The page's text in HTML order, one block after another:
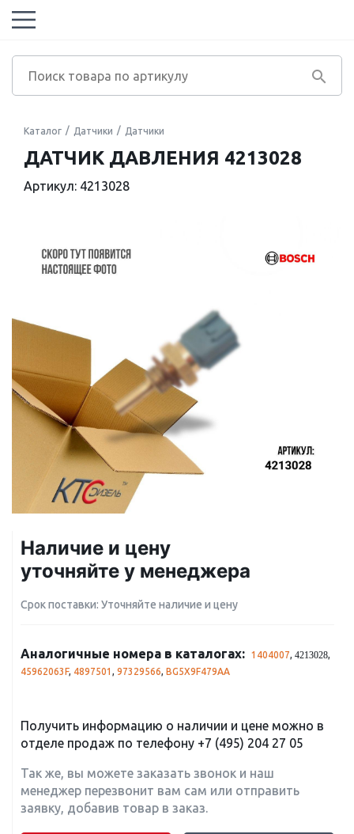
Каталог Датчики Датчики
ДАТЧИК ДАВЛЕНИЯ 4213028
Артикул: 4213028
Наличие и цену
уточняйте у менеджера
Срок поставки: Уточняйте наличие и цену
Аналогичные номера в каталогах: 1404007, 4213028,
45962063F, 4897501 , 97329566, BG5X9F479AA
Получить информацию о наличии и цене можно в
отделе продаж по телефону +7 (495) 204 27 05
Так же, вы можете заказать звонок и наш
менеджер перезвонит вам сам или отправить
заявку, добавив товар в заказ.